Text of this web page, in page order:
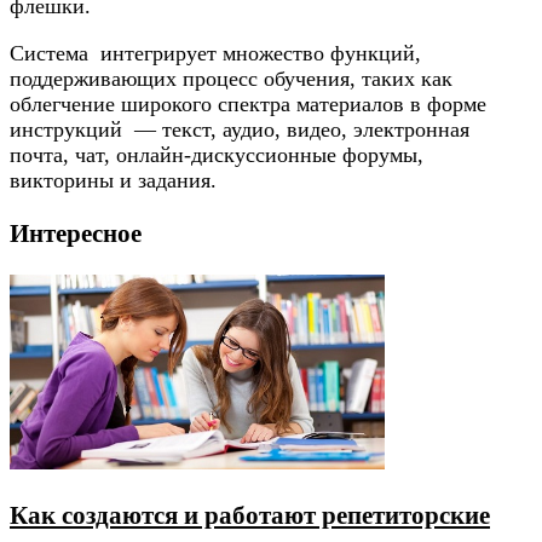
флешки.
Система интегрирует множество функций,
поддерживающих процесс обучения, таких как
облегчение широкого спектра материалов в форме
инструкций — текст, аудио, видео, электронная
почта, чат, онлайн-дискуссионные форумы,
викторины и задания.
Интересное
Как создаются и работают репетиторские